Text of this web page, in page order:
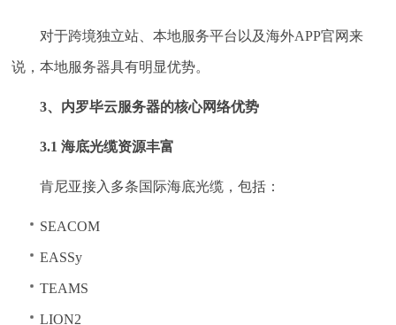
对于跨境独立站、本地服务平台以及海外APP官网来
说，本地服务器具有明显优势。
3、内罗毕云服务器的核心网络优势
3.1 海底光缆资源丰富
肯尼亚接入多条国际海底光缆，包括：
SEACOM
EASSy
TEAMS
LION2